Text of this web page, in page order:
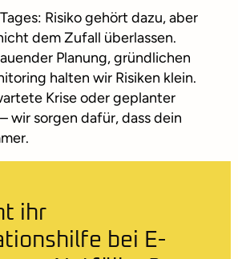
Risiko gehört dazu, aber
dem Zufall überlassen.
Planung, gründlichen
halten wir Risiken klein.
Krise oder geplanter
wir sorgen dafür, dass dein
ihr
bei E-